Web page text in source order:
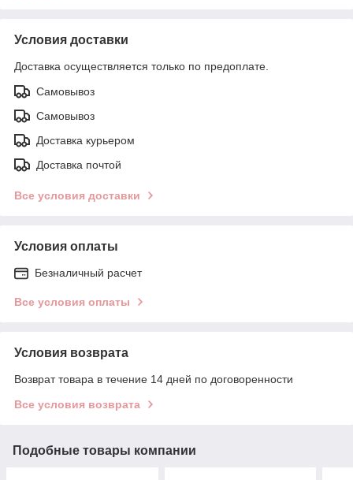
Условия доставки
Доставка осуществляется только по предоплате.
Самовывоз
Самовывоз
Доставка курьером
Доставка почтой
Все условия доставки
Условия оплаты
Безналичный расчет
Все условия оплаты
Условия возврата
Возврат товара в течение 14 дней по договоренности
Все условия возврата
Подобные товары компании